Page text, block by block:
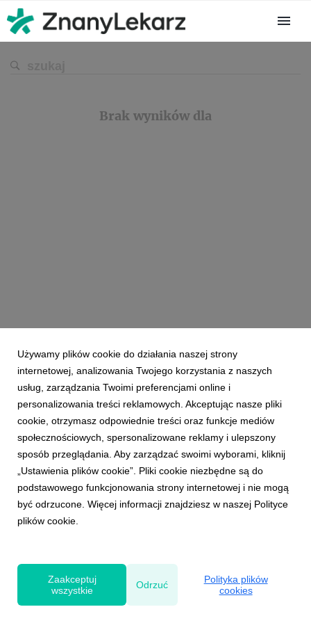
Brak wyników dla
Powered by
Używamy plików cookie do działania naszej strony
internetowej, analizowania Twojego korzystania z naszych
usług, zarządzania Twoimi preferencjami online i
personalizowania treści reklamowych. Akceptując nasze pliki
cookie, otrzymasz odpowiednie treści oraz funkcje mediów
społecznościowych, spersonalizowane reklamy i ulepszony
sposób przeglądania. Aby zarządzać swoimi wyborami, kliknij
„Ustawienia plików cookie”. Pliki cookie niezbędne są do
podstawowego funkcjonowania strony internetowej i nie mogą
być odrzucone. Więcej informacji znajdziesz w naszej Polityce
plików cookie.
Zaakceptuj
wszystkie
Odrzuć
Polityka plików
cookies